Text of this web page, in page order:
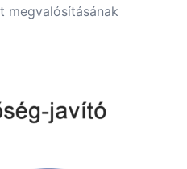
megvalósításának